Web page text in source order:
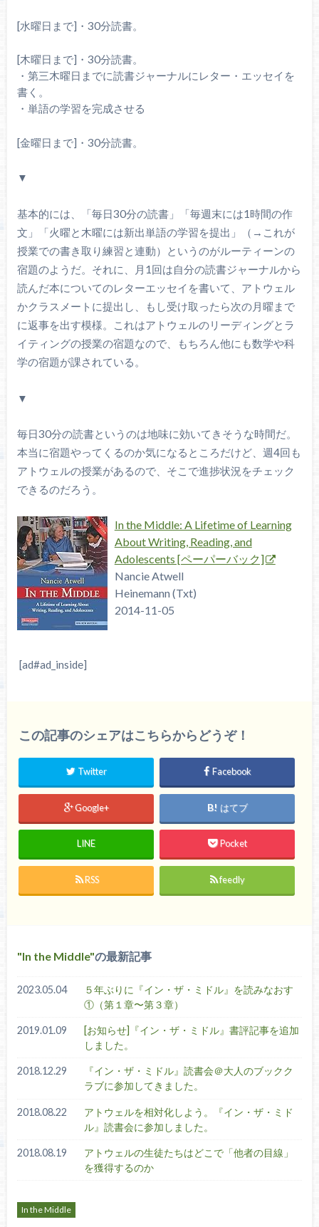
[水曜日まで]・30分読書。
[木曜日まで]・30分読書。
・第三木曜日までに読書ジャーナルにレター・エッセイを
書く。
・単語の学習を完成させる
[金曜日まで]・30分読書。
▼
基本的には、「毎日30分の読書」「毎週末には1時間の作
文」「火曜と木曜には新出単語の学習を提出」（→これが
授業での書き取り練習と連動）というのがルーティーンの
宿題のようだ。それに、月1回は自分の読書ジャーナルから
読んだ本についてのレターエッセイを書いて、アトウェル
かクラスメートに提出し、もし受け取ったら次の月曜まで
に返事を出す模様。これはアトウェルのリーディングとラ
イティングの授業の宿題なので、もちろん他にも数学や科
学の宿題が課されている。
▼
毎日30分の読書というのは地味に効いてきそうな時間だ。
本当に宿題やってくるのか気になるところだけど、週4回も
アトウェルの授業があるので、そこで進捗状況をチェック
できるのだろう。
In the Middle: A Lifetime of Learning
About Writing, Reading, and
Adolescents [ペーパーバック]
Nancie Atwell
Heinemann (Txt)
2014-11-05
[ad#ad_inside]
この記事のシェアはこちらからどうぞ！
Twitter Facebook
Google+ はてブ
LINE Pocket
RSS feedly
In the Middle の最新記事
2023.05.04
５年ぶりに『イン・ザ・ミドル』を読みなおす
①（第１章〜第３章）
2019.01.09
[お知らせ]『イン・ザ・ミドル』書評記事を追加
しました。
2018.12.29
『イン・ザ・ミドル』読書会＠大人のブックク
ラブに参加してきました。
2018.08.22
アトウェルを相対化しよう。『イン・ザ・ミド
ル』読書会に参加しました。
2018.08.19
アトウェルの生徒たちはどこで「他者の目線」
を獲得するのか
In the Middle